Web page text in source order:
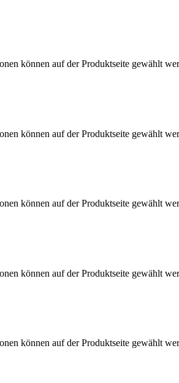
können auf der Produktseite gewählt
können auf der Produktseite gewählt
können auf der Produktseite gewählt
können auf der Produktseite gewählt
können auf der Produktseite gewählt